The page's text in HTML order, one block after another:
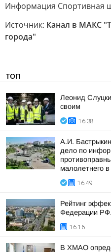
Информация Спортивная
Источник: Канал в МАКС
города"
ТОП
Леонид
своим
16:38
А.И.
дело по
малолетнего
16:49
Рейтинг
Федерации РФ.
16:16
В ХМАО